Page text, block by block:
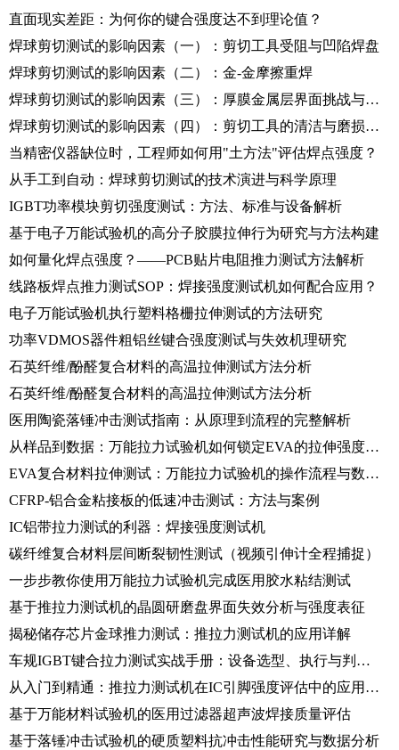
直面现实差距：为何你的键合强度达不到理论值？
焊球剪切测试的影响因素（一）：剪切工具受阻与凹陷焊盘
焊球剪切测试的影响因素（二）：金-金摩擦重焊
焊球剪切测试的影响因素（三）：厚膜金属层界面挑战与复合键合测试
焊球剪切测试的影响因素（四）：剪切工具的清洁与磨损管理
当精密仪器缺位时，工程师如何用"土方法"评估焊点强度？
从手工到自动：焊球剪切测试的技术演进与科学原理
IGBT功率模块剪切强度测试：方法、标准与设备解析
基于电子万能试验机的高分子胶膜拉伸行为研究与方法构建
如何量化焊点强度？——PCB贴片电阻推力测试方法解析
线路板焊点推力测试SOP：焊接强度测试机如何配合应用？
电子万能试验机执行塑料格栅拉伸测试的方法研究
功率VDMOS器件粗铝丝键合强度测试与失效机理研究
石英纤维/酚醛复合材料的高温拉伸测试方法分析
石英纤维/酚醛复合材料的高温拉伸测试方法分析
医用陶瓷落锤冲击测试指南：从原理到流程的完整解析
从样品到数据：万能拉力试验机如何锁定EVA的拉伸强度与伸长率
EVA复合材料拉伸测试：万能拉力试验机的操作流程与数据分析
CFRP-铝合金粘接板的低速冲击测试：方法与案例
IC铝带拉力测试的利器：焊接强度测试机
碳纤维复合材料层间断裂韧性测试（视频引伸计全程捕捉）
一步步教你使用万能拉力试验机完成医用胶水粘结测试
基于推拉力测试机的晶圆研磨盘界面失效分析与强度表征
揭秘储存芯片金球推力测试：推拉力测试机的应用详解
车规IGBT键合拉力测试实战手册：设备选型、执行与判据详解
从入门到精通：推拉力测试机在IC引脚强度评估中的应用宝典
基于万能材料试验机的医用过滤器超声波焊接质量评估
基于落锤冲击试验机的硬质塑料抗冲击性能研究与数据分析